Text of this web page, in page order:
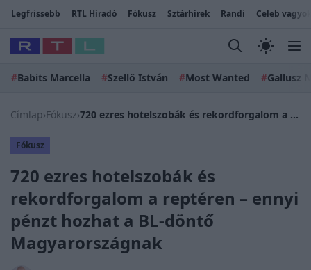
Legfrissebb RTL Híradó Fókusz Sztárhírek Randi Celeb
#Babits Marcella #Szellő István #Most Wanted #Gallusz
Címlap›Fókusz› 720 ezres hotelszobák és rekordforgalom a reptéren – ennyi pénzt hozhat a BL-döntő Magyarországnak
Fókusz
720 ezres hotelszobák és
rekordforgalom a reptéren – ennyi
pénzt hozhat a BL-döntő
Magyarországnak